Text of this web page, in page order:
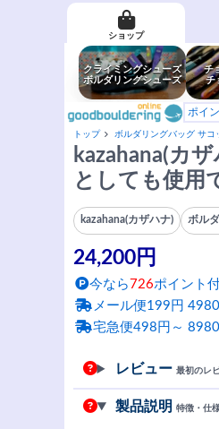
ショップ
クライミングシューズ
ボルダリングシューズ
チ
チ
ポイ
トップ ボルダリングバッグ サコ
kazahana(カ
としても使用
kazahana(カザハナ) ボル
24,200円
今なら726ポイント
メール便199円
宅急便498円～
レビュー 最初のレ
製品説明 特徴・仕